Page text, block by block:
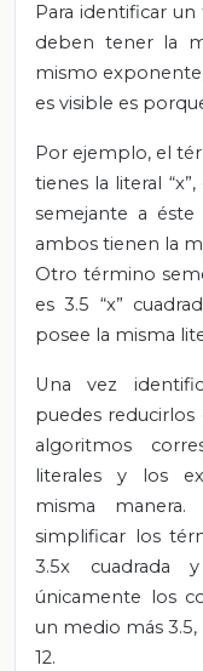
Para identificar
deben tener la
mismo
es visible es
Por ejemplo, el
tienes la literal
semejante a éste
ambos tienen la
Otro término
es 3.5 “x”
posee la misma
Una vez
puedes
algoritmos
literales y los
misma
simplificar los
3.5x cuadrada
únicamente los
un medio más
12.